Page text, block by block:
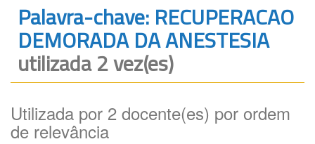
Legislação
Canais
Palavra-chave: RECUPERACAO
DEMORADA DA ANESTESIA
utilizada 2 vez(es)
Utilizada por 2 docente(es) por ordem
de relevância